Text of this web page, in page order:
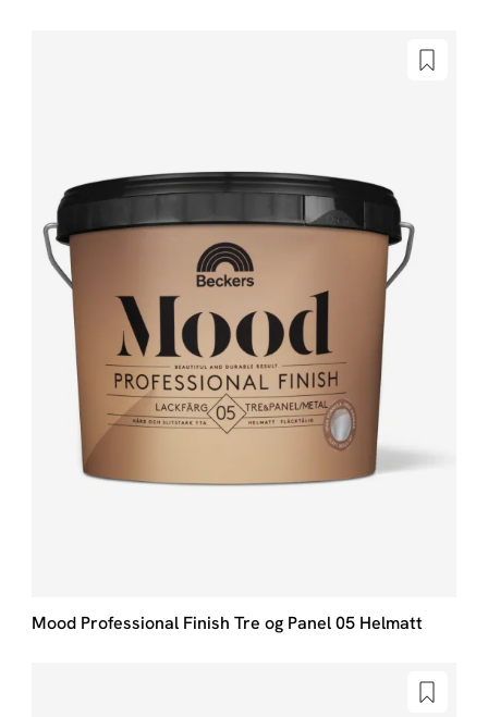
Mood Professional Finish Tre og Panel 05 Helmatt